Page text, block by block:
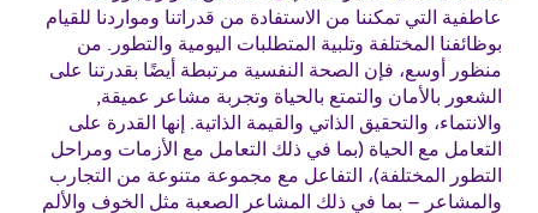
عاطفية التي تمكننا من الاستفادة من قدراتنا ومواردنا للقيام
بوظائفنا المختلفة وتلبية المتطلبات اليومية والتطور. من
منظور أوسع، فإن الصحة النفسية مرتبطة أيضًا بقدرتنا على
الشعور بالأمان والتمتع بالحياة وتجربة مشاعر عميقة,
والانتماء، والتحقيق الذاتي والقيمة الذاتية. إنها القدرة على
التعامل مع الحياة (بما في ذلك التعامل مع الأزمات ومراحل
التطور المختلفة)، التفاعل مع مجموعة متنوعة من التجارب
والمشاعر – بما في ذلك المشاعر الصعبة مثل الخوف والألم